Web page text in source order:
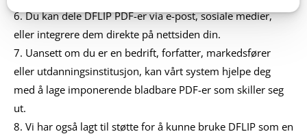
6. Du kan dele DFLIP PDF-er via e-post, sosiale medier,
eller integrere dem direkte på nettsiden din.
7. Uansett om du er en bedrift, forfatter, markedsfører
eller utdanningsinstitusjon, kan vårt system hjelpe deg
med å lage imponerende bladbare PDF-er som skiller seg
ut.
8. Vi har også lagt til støtte for å kunne bruke DFLIP som en